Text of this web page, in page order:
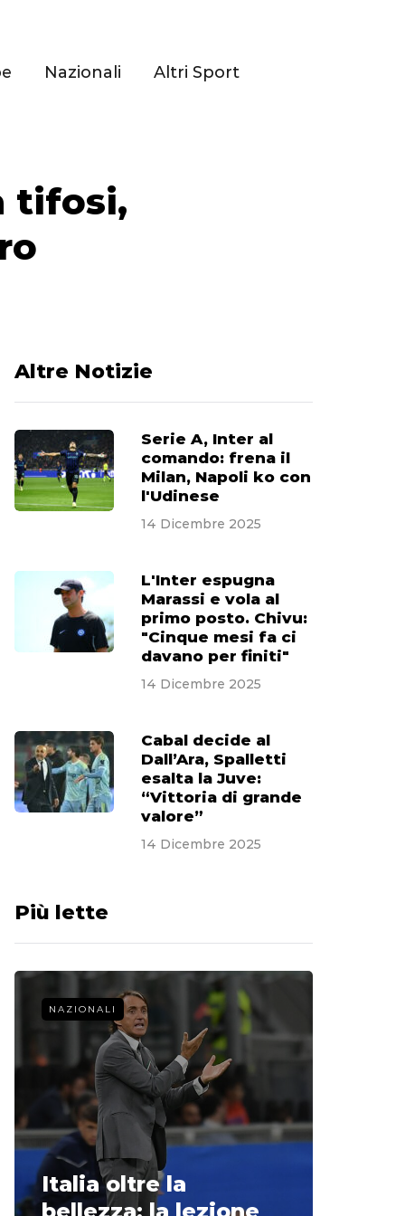
Nazionali Altri Sport
tifosi,
Altre Notizie
Serie A, Inter al
comando: frena il
Milan, Napoli ko con
l'Udinese
14 Dicembre 2025
L'Inter espugna
Marassi e vola al
primo posto. Chivu:
"Cinque mesi fa ci
davano per finiti"
14 Dicembre 2025
Cabal decide al
Dall’Ara, Spalletti
esalta la Juve:
“Vittoria di grande
valore”
14 Dicembre 2025
Più lette
NAZIONALI
Italia oltre la